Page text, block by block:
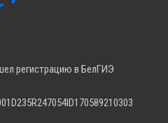
регистрацию в БелГИЭ